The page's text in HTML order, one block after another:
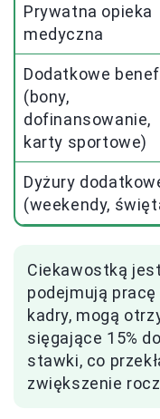
Prywatna opieka
medyczna
Dodatkowe
(bony,
dofinansowanie,
karty sportowe)
Dyżury
(weekendy,
Ciekawostką
podejmują
kadry, mogą
sięgające 15%
stawki, co
zwiększenie